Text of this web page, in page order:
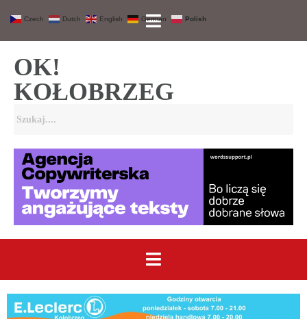
OK!
KOŁOBRZEG
Czech Dutch English German Polish